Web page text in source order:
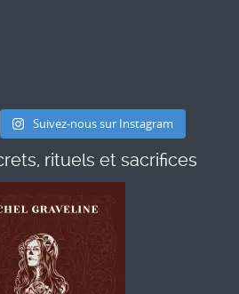
Suivez-nous sur Instagram
rituels et sacrifices